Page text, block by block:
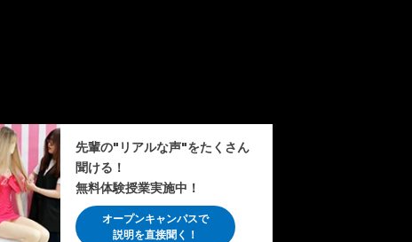
先輩の"リアルな声"をたくさん
聞ける！
無料体験授業実施中！
オープンキャンパスで
説明を直接聞く！